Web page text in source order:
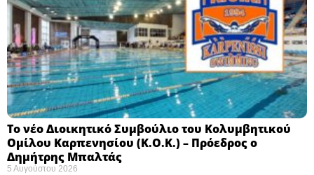
Το νέο Διοικητικό Συμβούλιο του Κολυμβητικού
Ομίλου Καρπενησίου (Κ.Ο.Κ.) – Πρόεδρος ο
Δημήτρης Μπαλτάς
5 Αυγούστου 2026